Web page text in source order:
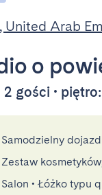
United Arab
o
2 gości •
Samodzielny dojazd
Zestaw
Salon • Łóżko typu